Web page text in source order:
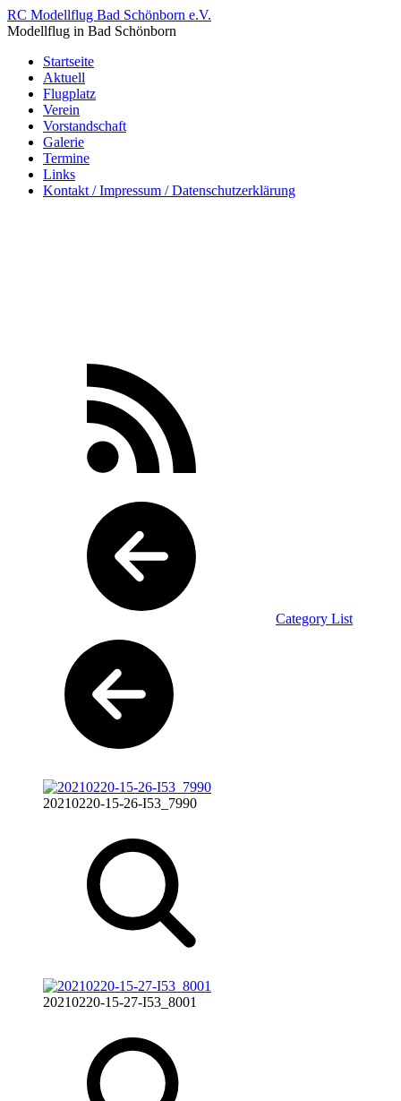
RC Modellflug Bad Schönborn e.V.
Modellflug in Bad Schönborn
Startseite
Aktuell
Flugplatz
Verein
Vorstandschaft
Galerie
Termine
Links
Kontakt / Impressum / Datenschutzerklärung
Category List
20210220-15-26-I53_7990
20210220-15-27-I53_8001